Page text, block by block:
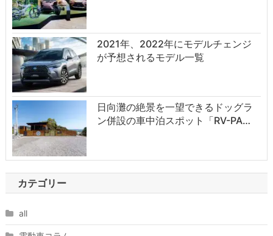
2021年、2022年にモデルチェンジ
が予想されるモデル一覧
日向灘の絶景を一望できるドッグラ
ン併設の車中泊スポット「RV-PA…
カテゴリー
all